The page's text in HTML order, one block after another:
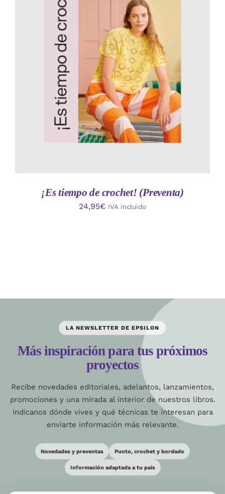
AÑADIR AL CARRITO
/
DETALLES
¡Es tiempo de crochet! (Preventa)
24,95€ IVA incluido
LA NEWSLETTER DE EPSILON
Más inspiración para tus próximos
proyectos
Recibe novedades editoriales, adelantos, lanzamientos,
promociones y una mirada al interior de nuestros libros.
Indícanos dónde vives y qué técnicas te interesan para
enviarte información más relevante.
Novedades y preventas Punto, crochet y bordado
Información adaptada a tu país